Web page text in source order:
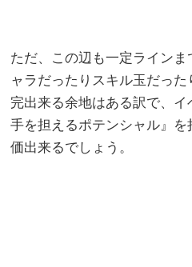
ただ、この辺も一定ライン
ャラだったりスキル玉だっ
完出来る余地はある訳で、
手を担えるポテンシャル』
価出来るでしょう。